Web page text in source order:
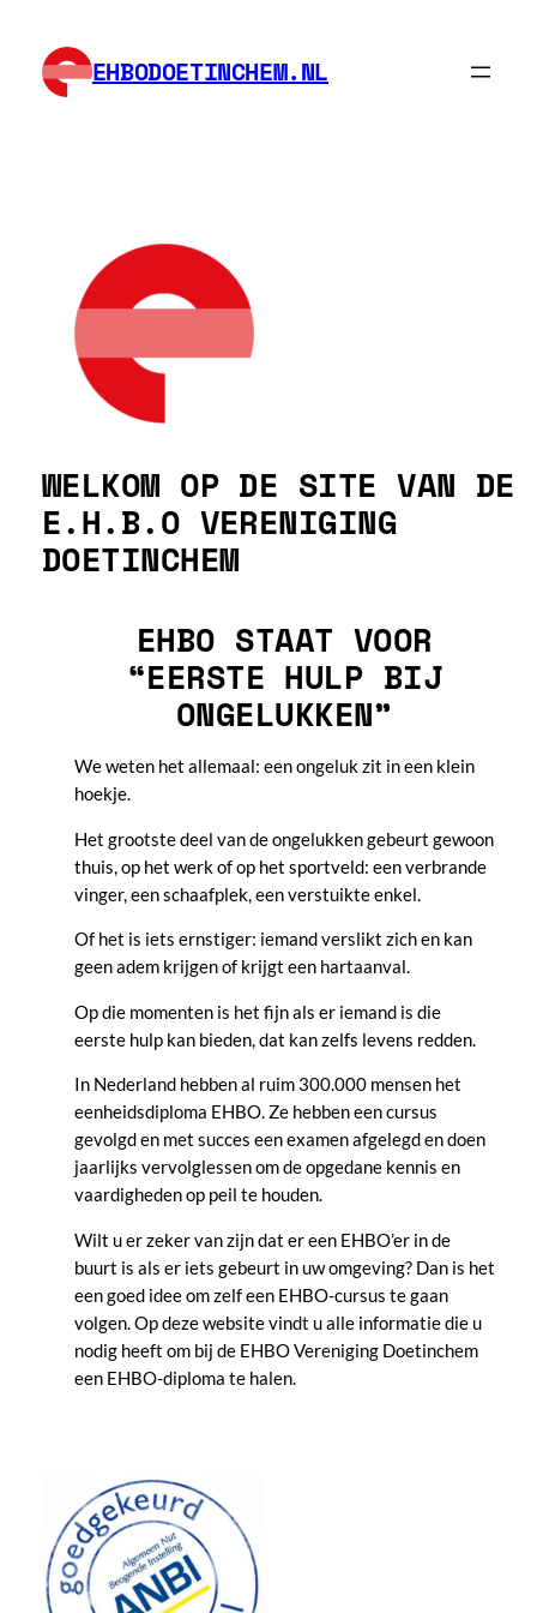
EHBODOETINCHEM.NL
WELKOM OP DE SITE VAN DE
E.H.B.O VERENIGING
DOETINCHEM
EHBO STAAT VOOR
“EERSTE HULP BIJ
ONGELUKKEN”
We weten het allemaal: een ongeluk zit in een klein
hoekje.
Het grootste deel van de ongelukken gebeurt gewoon
thuis, op het werk of op het sportveld: een verbrande
vinger, een schaafplek, een verstuikte enkel.
Of het is iets ernstiger: iemand verslikt zich en kan
geen adem krijgen of krijgt een hartaanval.
Op die momenten is het fijn als er iemand is die
eerste hulp kan bieden, dat kan zelfs levens redden.
In Nederland hebben al ruim 300.000 mensen het
eenheidsdiploma EHBO. Ze hebben een cursus
gevolgd en met succes een examen afgelegd en doen
jaarlijks vervolglessen om de opgedane kennis en
vaardigheden op peil te houden.
Wilt u er zeker van zijn dat er een EHBO’er in de
buurt is als er iets gebeurt in uw omgeving? Dan is het
een goed idee om zelf een EHBO-cursus te gaan
volgen. Op deze website vindt u alle informatie die u
nodig heeft om bij de EHBO Vereniging Doetinchem
een EHBO-diploma te halen.